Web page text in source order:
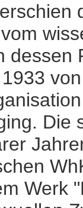
dessen
Die
Werk